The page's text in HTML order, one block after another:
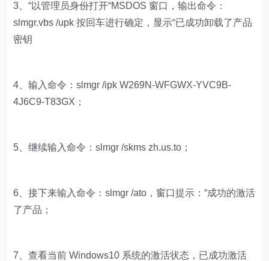
3、“以管理员身份打开“MSDOS 窗口，输出命令：
slmgr.vbs /upk 按回车进行确定，显示“已成功卸载了产品
密钥
4、输入命令：slmgr /ipk W269N-WFGWX-YVC9B-
4J6C9-T83GX；
5、继续输入命令：slmgr /skms zh.us.to；
6、接下来输入命令：slmgr /ato，窗口提示：“成功的激活
了产品；
7、查看当前 Windows10 系统的激活状态，已成功激活